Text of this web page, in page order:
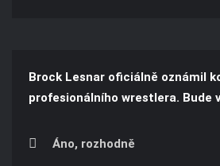
Brock Lesnar oficiálně oznámil
profesionálního wrestlera. Bude
Áno, rozhodně